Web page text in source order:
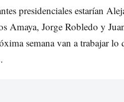
presidenciales estarían
Amaya, Jorge Robledo y
semana van a trabajar lo